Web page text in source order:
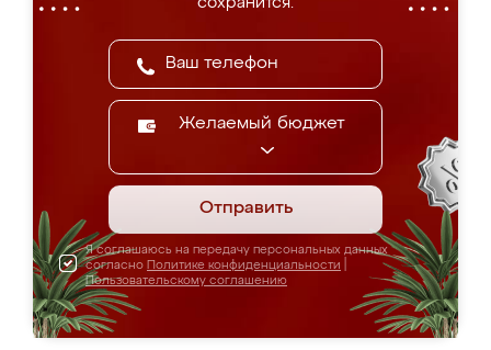
Желаемый бюджет
Отправить
Я соглашаюсь на передачу персональных данных
согласно Политике конфиденциальности
Пользовательскому соглашению